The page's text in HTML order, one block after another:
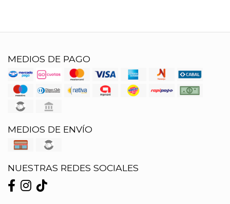
MEDIOS DE PAGO
MEDIOS DE ENVÍO
NUESTRAS REDES SOCIALES